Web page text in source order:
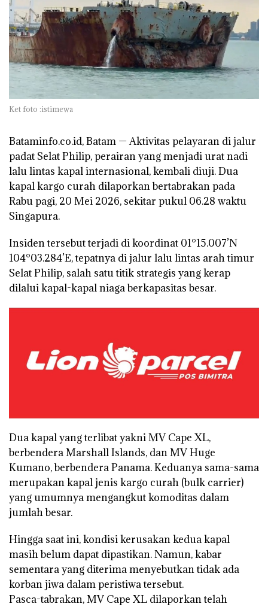
Ket foto :istimewa
Bataminfo.co.id, Batam — Aktivitas pelayaran di jalur
padat Selat Philip, perairan yang menjadi urat nadi
lalu lintas kapal internasional, kembali diuji. Dua
kapal kargo curah dilaporkan bertabrakan pada
Rabu pagi, 20 Mei 2026, sekitar pukul 06.28 waktu
Singapura.
Insiden tersebut terjadi di koordinat 01°15.007’N
104°03.284’E, tepatnya di jalur lalu lintas arah timur
Selat Philip, salah satu titik strategis yang kerap
dilalui kapal-kapal niaga berkapasitas besar.
Dua kapal yang terlibat yakni MV Cape XL,
berbendera Marshall Islands, dan MV Huge
Kumano, berbendera Panama. Keduanya sama-sama
merupakan kapal jenis kargo curah (bulk carrier)
yang umumnya mengangkut komoditas dalam
jumlah besar.
Hingga saat ini, kondisi kerusakan kedua kapal
masih belum dapat dipastikan. Namun, kabar
sementara yang diterima menyebutkan tidak ada
korban jiwa dalam peristiwa tersebut.
Pasca-tabrakan, MV Cape XL dilaporkan telah